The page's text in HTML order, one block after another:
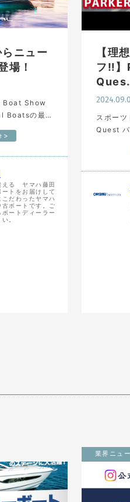
ニュー
場！
Show
Boatsの最
ンと卓越し
>
える ヤマハ藤田
トをお届けして
こだわったヤマハ
ボートです。ご
ートディーラー
。
【理
フ‼︎】
スポー
Quest
マネー
業界ニュ